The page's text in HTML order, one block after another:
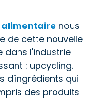
alimentaire nous
de cette nouvelle
dans l'industrie
: upcycling.
d'ingrédients qui
des produits